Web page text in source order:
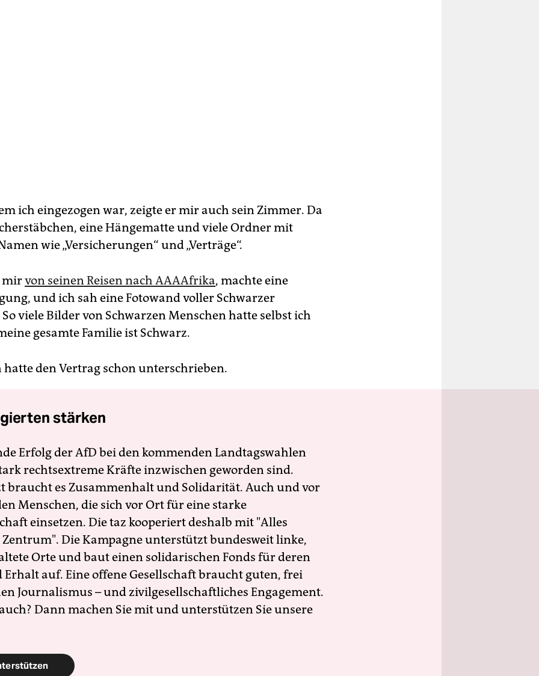
ich eingezogen war, zeigte er mir auch sein Zimmer. Da
eine Hängematte und viele Ordner mit
wie „Versicherungen“ und „Verträge“.
mirvon seinen Reisen nach AAAAfrika, machte eine
und ich sah eine Fotowand voller Schwarzer
viele Bilder von Schwarzen Menschen hatte selbst ich
gesamte Familie ist Schwarz.
hatte den Vertrag schon unterschrieben.
stärken
Erfolg der AfD bei den kommenden Landtagswahlen
rechtsextreme Kräfte inzwischen geworden sind.
braucht es Zusammenhalt und Solidarität. Auch und vor
Menschen, die sich vor Ort für eine starke
einsetzen. Die taz kooperiert deshalb mit "Alles
Die Kampagne unterstützt bundesweit linke,
Orte und baut einen solidarischen Fonds für deren
Erhalt auf. Eine offene Gesellschaft braucht guten, frei
Journalismus – und zivilgesellschaftliches Engagement.
Dann machen Sie mit und unterstützen Sie unsere